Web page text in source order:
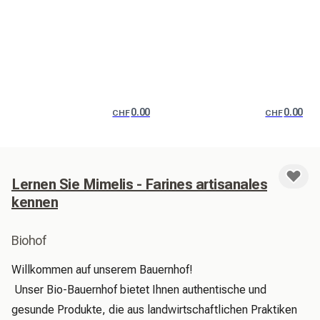
CHF0.00 CHF0.00
Lernen Sie Mimelis - Farines artisanales
kennen
Biohof
Willkommen auf unserem Bauernhof!
Unser Bio-Bauernhof bietet Ihnen authentische und
gesunde Produkte, die aus landwirtschaftlichen Praktiken